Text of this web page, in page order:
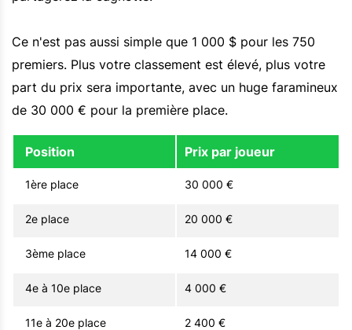
Ce n'est pas aussi simple que 1 000 $ pour les 750
premiers. Plus votre classement est élevé, plus votre
part du prix sera importante, avec un huge faramineux
de 30 000 € pour la première place.
Position Prix par joueur
1ère place 30 000 €
2e place 20 000 €
3ème place 14 000 €
4e à 10e place 4 000 €
11e à 20e place 2 400 €